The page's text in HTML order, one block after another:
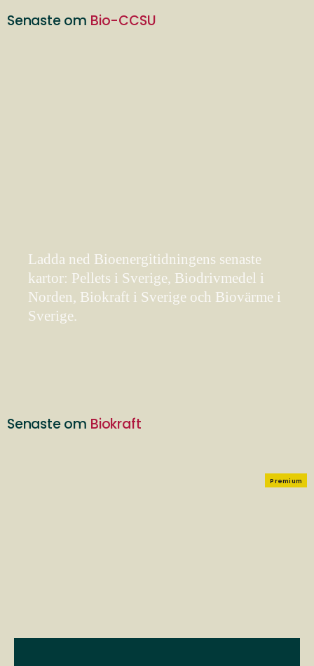
Senaste om Bio-CCSU
Ladda ned Bioenergitidningens senaste
kartor: Pellets i Sverige, Biodrivmedel i
Norden, Biokraft i Sverige och Biovärme i
Sverige.
Senaste om Biokraft
Premium